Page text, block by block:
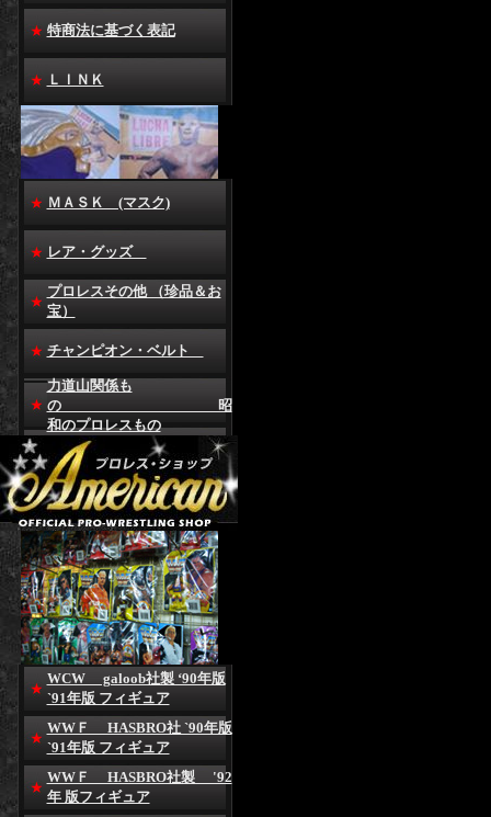
特商法に基づく表記
ＬＩＮＫ
ＭＡＳＫ (マスク)
レア・グッズ
プロレスその他 （珍品＆お
宝）
チャンピオン・ベルト
力道山関係も
の 昭
和のプロレスもの
WCW galoob社製 ‘90年版
`91年版 フィギュア
WWＦ HASBRO社 `90年版
`91年版 フィギュア
WWＦ HASBRO社製 '92
年 版フィギュア